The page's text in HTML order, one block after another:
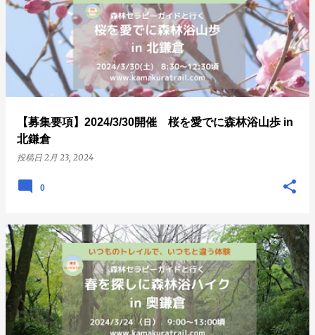
稿
【募集要項】2024/3/30開催 桜を愛でに森林浴山歩 in
北鎌倉
投稿日 2月 23, 2024
0